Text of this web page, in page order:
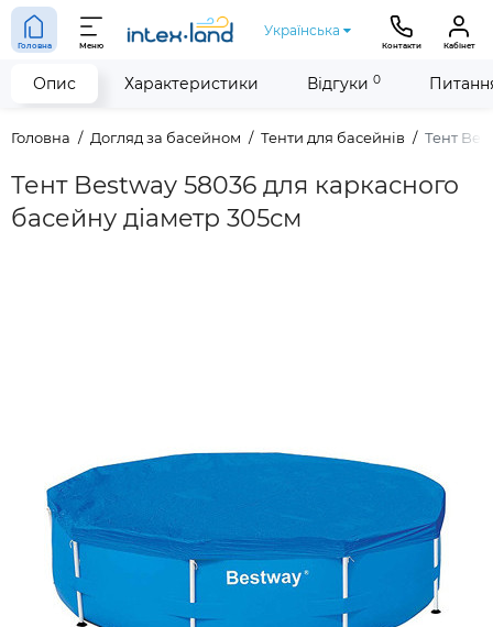
Головна Меню
Українська
Контакти Кабінет
Головна Догляд за басейном Тенти для басейнів Тент
Тент Bestway 58036 для каркасного
басейну діаметр 305см
Опис Характеристики Відгуки 0